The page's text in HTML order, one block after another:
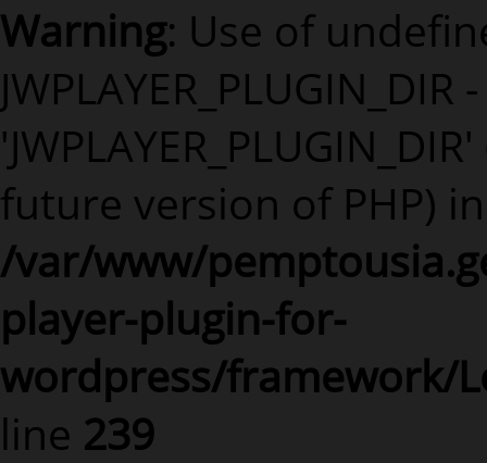
Warning: Use of
future version of PHP) in
/var/www/
player-plugin-for-
wordpress/framework/
line 239